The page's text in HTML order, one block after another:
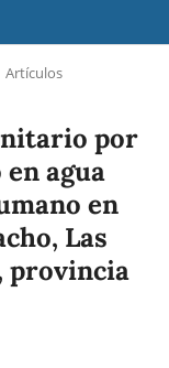
Artículos
por
agua
en
Las
provincia